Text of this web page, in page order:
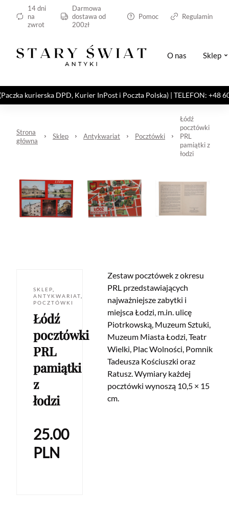
14 dni
na
zwrot
Darmowa
dostawa od
200zł
Pomoc Regulamin
O nas Sklep
kurierska DPD, Kurier InPost i Poczta Polska) | TELEFON: +48
Strona
główna
Sklep Antykwariat Pocztówki
Łódź
pocztówki
PRL
pamiątki z
łodzi
SKLEP
ANTYKWARIAT
POCZTÓWKI
Łódź
pocztówki
PRL
pamiątki
z
łodzi
25.00
PLN
Zestaw pocztówek z okresu
PRL przedstawiających
najważniejsze zabytki i
miejsca Łodzi, m.in. ulicę
Piotrkowską, Muzeum Sztuki,
Muzeum Miasta Łodzi, Teatr
Wielki, Plac Wolności, Pomnik
Tadeusza Kościuszki oraz
Ratusz. Wymiary każdej
pocztówki wynoszą 10,5 × 15
cm.